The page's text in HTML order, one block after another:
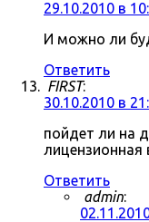
29.10.2010 в
И можно ли
Ответить
FIRST:
30.10.2010 в
пойдет ли на
лицензионная
Ответить
admin: